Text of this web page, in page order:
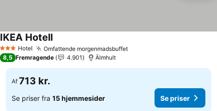
3 StjernerHotel Omfattende morgenmadsbuffet
IKEA Hotell
8,5 Fremragende 4.901 Älmhult
Af 713 kr.
Se priser fra 15 hjemmesider Se priser